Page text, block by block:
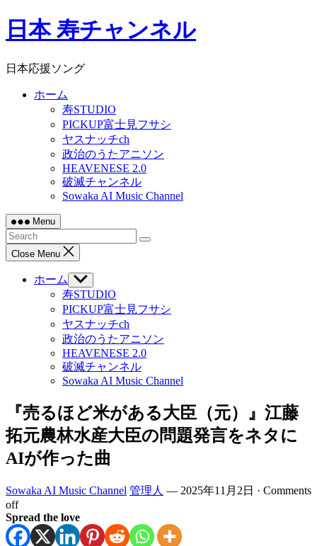
Skip
to日本 寿チャンネル
日本応援ソング
ホーム
寿STUDIO
PICKUP富士見フサシ
ヤスナッチch
政治のうたアニソン
HEAVENESE 2.0
破滅チャンネル
Sowaka AI Music Channel
Menu
Close Menu
ホーム
Show
sub
menu
寿STUDIO
PICKUP富士見フサシ
ヤスナッチch
政治のうたアニソン
HEAVENESE 2.0
破滅チャンネル
Sowaka AI Music Channel
『売るほど米がある大臣（元）』江藤
拓元農林水産大臣の問題発言をネタに
AIが作った曲
Sowaka AI Music Channel 管理人 — 2025年11月2日 · Comments
off
Spread the love